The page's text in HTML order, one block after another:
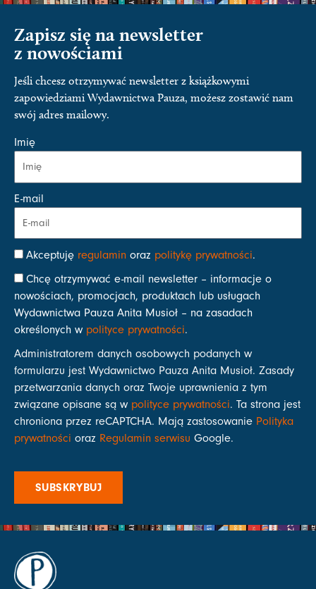
Zapisz się na newsletter
z nowościami
Jeśli chcesz otrzymywać newsletter z książkowymi
zapowiedziami Wydawnictwa Pauza, możesz zostawić nam
swój adres mailowy.
Imię
E-mail
Akceptuję regulamin oraz politykę prywatności.
Chcę otrzymywać e-mail newsletter – informacje o
nowościach, promocjach, produktach lub usługach
Wydawnictwa Pauza Anita Musioł – na zasadach
określonych w polityce prywatności.
Administratorem danych osobowych podanych w
formularzu jest Wydawnictwo Pauza Anita Musioł. Zasady
przetwarzania danych oraz Twoje uprawnienia z tym
związane opisane są w polityce prywatności. Ta strona jest
chroniona przez reCAPTCHA. Mają zastosowanie Polityka
prywatności oraz Regulamin serwisu Google.
SUBSKRYBUJ